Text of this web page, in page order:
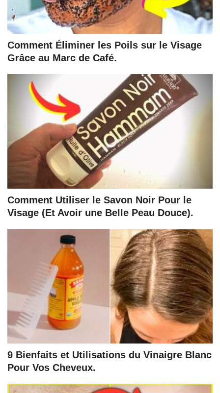
Comment Éliminer les Poils sur le Visage
Grâce au Marc de Café.
Comment Utiliser le Savon Noir Pour le
Visage (Et Avoir une Belle Peau Douce).
9 Bienfaits et Utilisations du Vinaigre Blanc
Pour Vos Cheveux.